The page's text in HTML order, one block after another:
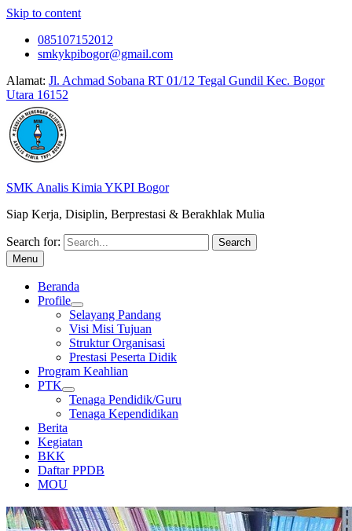
Skip to content
085107152012
smkykpibogor@gmail.com
Alamat: Jl. Achmad Sobana RT 01/12 Tegal Gundil Kec. Bogor
Utara 16152
SMK Analis Kimia YKPI Bogor
Siap Kerja, Disiplin, Berprestasi & Berakhlak Mulia
Search for:
Menu
Beranda
Profile
Selayang Pandang
Visi Misi Tujuan
Struktur Organisasi
Prestasi Peserta Didik
Program Keahlian
PTK
Tenaga Pendidik/Guru
Tenaga Kependidikan
Berita
Kegiatan
BKK
Daftar PPDB
MOU
PERPUSTAKAAN